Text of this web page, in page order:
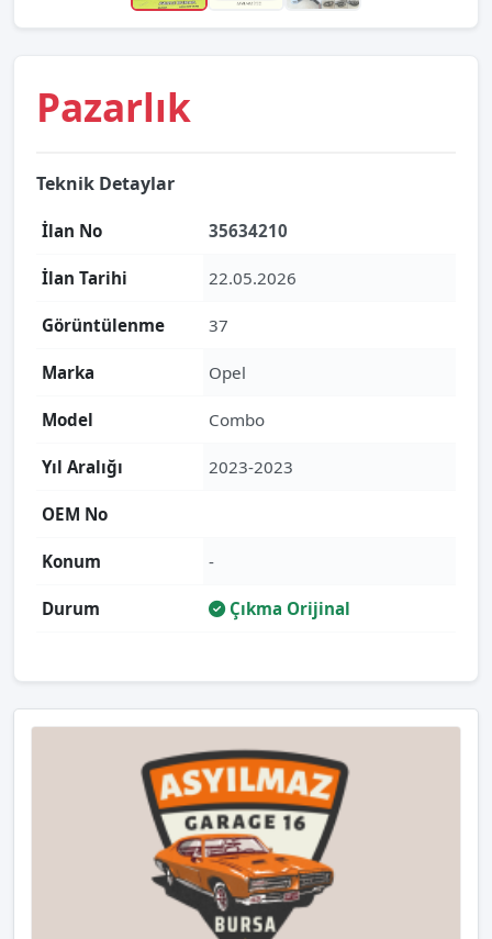
Pazarlık
Teknik Detaylar
İlan No 35634210
İlan Tarihi 22.05.2026
Görüntülenme 37
Marka Opel
Model Combo
Yıl Aralığı 2023-2023
OEM No
Konum -
Durum Çıkma Orijinal